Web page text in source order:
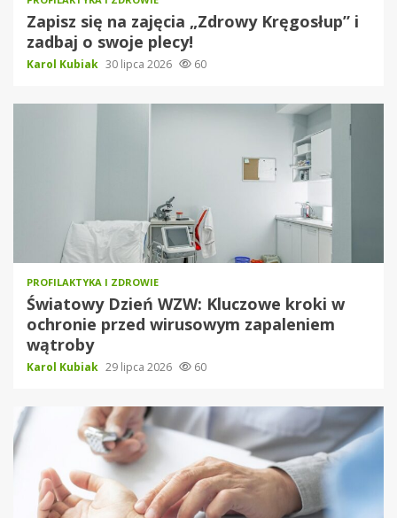
Zapisz się na zajęcia „Zdrowy Kręgosłup” i
zadbaj o swoje plecy!
Karol Kubiak 30 lipca 2026 60
PROFILAKTYKA I ZDROWIE
Światowy Dzień WZW: Kluczowe kroki w
ochronie przed wirusowym zapaleniem
wątroby
Karol Kubiak 29 lipca 2026 60